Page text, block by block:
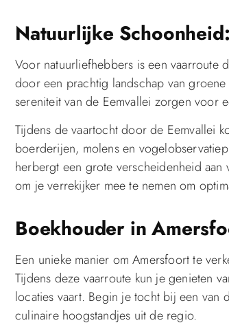
Natuurlijke
Voor natuurliefhebbers is een vaarroute
door een prachtig landschap van
sereniteit van de Eemvallei zorgen voor
Tijdens de vaartocht door de Eemvallei
boerderijen, molens en
herbergt een grote verscheidenheid
om je verrekijker mee te nemen om
Boekhouder in
Een unieke manier om Amersfoort te
Tijdens deze vaarroute kun je genieten
locaties vaart. Begin je tocht bij een van
culinaire hoogstandjes uit de regio.